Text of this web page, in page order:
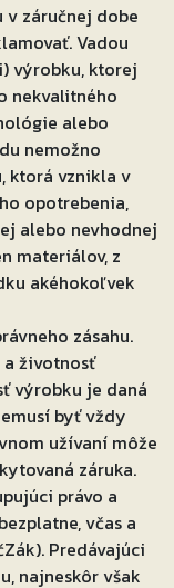
v záručnej dobe
Vadou
výrobku, ktorej
nekvalitného
alebo
nemožno
ktorá vznikla v
opotrebenia,
alebo nevhodnej
materiálov, z
akéhokoľvek
zásahu.
a životnosť
výrobku je daná
byť vždy
užívaní môže
záruka.
právo a
včas a
Predávajúci
najneskôr však